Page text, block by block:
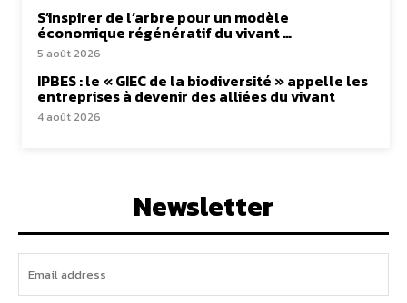
S’inspirer de l’arbre pour un modèle
économique régénératif du vivant …
5 août 2026
IPBES : le « GIEC de la biodiversité » appelle les
entreprises à devenir des alliées du vivant
4 août 2026
Newsletter